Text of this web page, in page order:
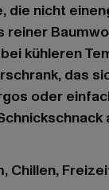
die nicht
reiner
kühleren
das
oder
Chillen,